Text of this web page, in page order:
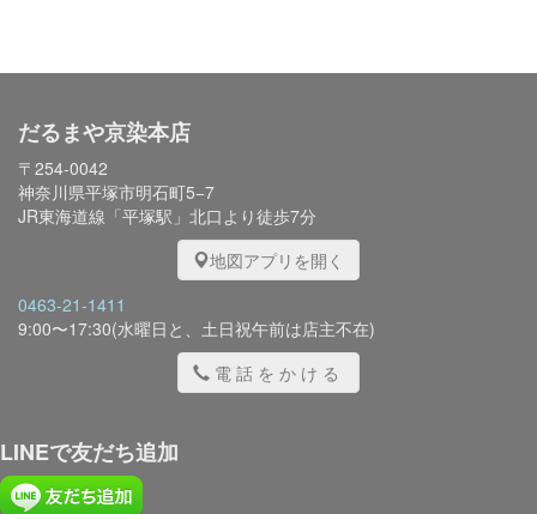
だるまや京染本店
〒254-0042
神奈川県平塚市明石町5−7
JR東海道線「平塚駅」北口より徒歩7分
地図アプリを開く
0463-21-1411
9:00〜17:30(水曜日と、土日祝午前は店主不在)
電話をかける
LINEで友だち追加